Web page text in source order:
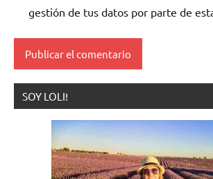
gestión de tus datos por parte de
SOY LOLI!